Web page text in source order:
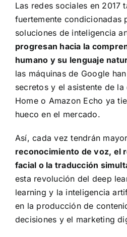
Las redes sociales en 2017
fuertemente condicionadas
soluciones de inteligencia
progresan hacia la
humano y su lenguaje
las máquinas de Google
secretos y el asistente de
Home o Amazon Echo ya
hueco en el mercado.
Así, cada vez tendrán
reconocimiento de voz, el
facial o la traducción
esta revolución del deep
learning y la inteligencia
en la producción de
decisiones y el marketing